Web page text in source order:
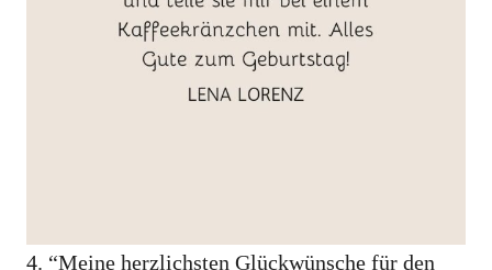
4. “Meine herzlichsten Glückwünsche für den